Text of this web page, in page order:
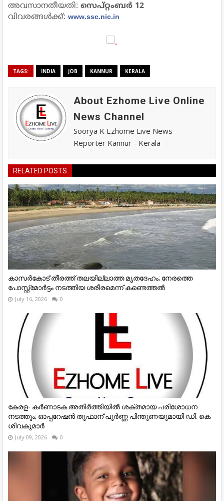
അവസാനതീയതി: സെപ്റ്റംബർ 12
വിവരങ്ങൾക്ക്: www.ssc.nic.in
TAGS: INDIA JOB KANNUR KERALA
About Ezhome Live Online
News Channel
Soorya K Ezhome Live News
Reporter Kannur - Kerala
RELATED POSTS
കാസർകോട് തീരത്ത് തലയില്ലാത്ത മൃതദേഹം; നേരത്തെ
പോസ്റ്റ്‌മോർട്ടം നടത്തിയ ശരീരമെന്ന് കണ്ടെത്തൽ
July 16, 2026 0
കേരള- കർണാടക അതിർത്തിയിൽ ശക്തമായ പരിശോധന
നടത്തും; ഓപ്പറേഷൻ തൂഫാന് പൂർണ്ണ പിന്തുണയുമായി ഡി. കെ
ശിവകുമാർ
July 09, 2026 0